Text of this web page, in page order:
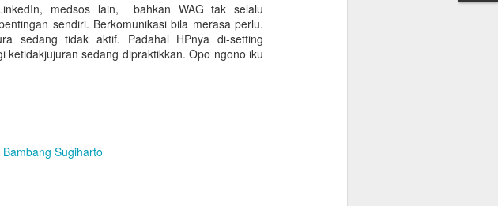
medsos lain, bahkan WAG tak selalu
sendiri. Berkomunikasi bila merasa perlu.
sedang tidak aktif. Padahal HPnya di-setting
sedang dipraktikkan. Opo ngono iku
Bambang Sugiharto